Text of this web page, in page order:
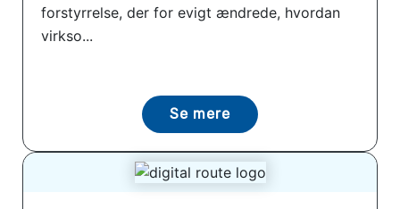
forstyrrelse, der for evigt ændrede, hvordan
virkso...
Se mere